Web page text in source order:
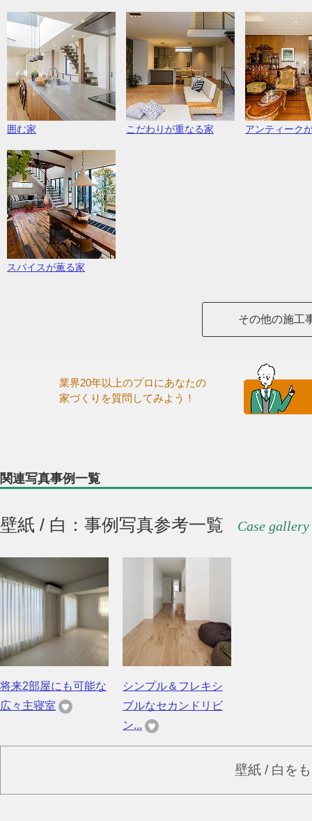
囲む家 こだわりが重なる家 アンティーク
スパイスが薫る家
その他の施工
業界20年以上のプロにあなたの
家づくりを質問してみよう！
関連写真事例一覧
壁紙 / 白：事例写真参考一覧 Case gallery
将来2部屋にも可能な
広々主寝室
シンプル＆フレキシ
ブルなセカンドリビ
ン...
壁紙 / 白を